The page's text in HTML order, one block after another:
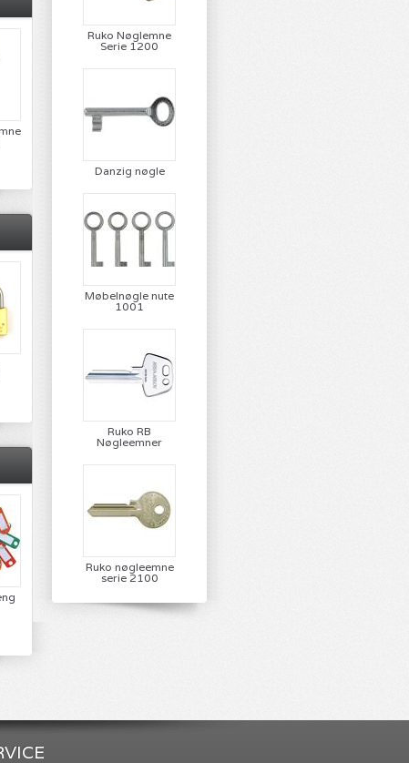
Ruko Nøglemne
Serie 1200
Danzig nøgle
Møbelnøgle nute
1001
Ruko RB
Nøgleemner
Ruko nøgleemne
serie 2100